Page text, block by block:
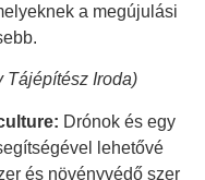
a megújulási
Tájépítész Iroda)
Drónok és egy
lehetővé
és növényvédő szer